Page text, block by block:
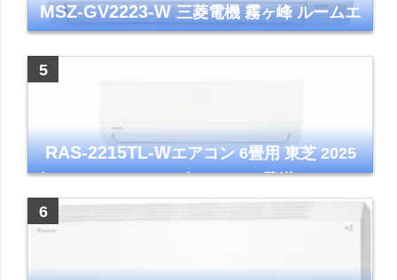
MSZ-GV2223-W三菱電機 霧ヶ峰 ルームエ
アコン GVシリーズ おもに6畳用 ピュアホワ
RAS-2215TL-Wエアコン 6畳用 東芝 2025
年モデル TLシリーズ ホワイト 壁掛け クーラ
ー コンパクト 清潔